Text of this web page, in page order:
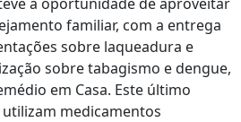
familiar, com a entrega
sobre laqueadura e
sobre tabagismo e dengue,
em Casa. Este último
medicamentos